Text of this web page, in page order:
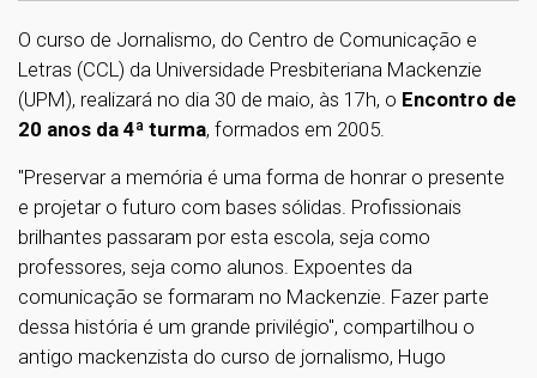
O curso de Jornalismo, do Centro de Comunicação e
Letras (CCL) da Universidade Presbiteriana Mackenzie
(UPM), realizará no dia 30 de maio, às 17h, o Encontro de
20 anos da 4ª turma, formados em 2005.
"Preservar a memória é uma forma de honrar o presente
e projetar o futuro com bases sólidas. Profissionais
brilhantes passaram por esta escola, seja como
professores, seja como alunos. Expoentes da
comunicação se formaram no Mackenzie. Fazer parte
dessa história é um grande privilégio", compartilhou o
antigo mackenzista do curso de jornalismo, Hugo